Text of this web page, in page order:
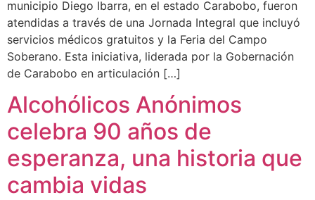
municipio Diego Ibarra, en el estado Carabobo, fueron
atendidas a través de una Jornada Integral que incluyó
servicios médicos gratuitos y la Feria del Campo
Soberano. Esta iniciativa, liderada por la Gobernación
de Carabobo en articulación […]
Alcohólicos Anónimos
celebra 90 años de
esperanza, una historia que
cambia vidas